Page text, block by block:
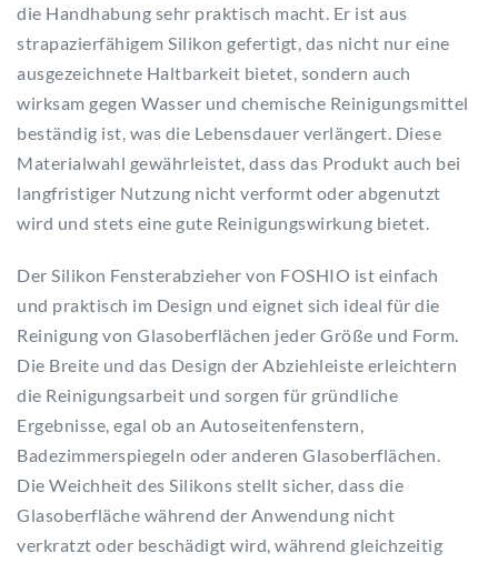
die Handhabung sehr praktisch macht. Er ist aus
strapazierfähigem Silikon gefertigt, das nicht nur eine
ausgezeichnete Haltbarkeit bietet, sondern auch
wirksam gegen Wasser und chemische Reinigungsmittel
beständig ist, was die Lebensdauer verlängert. Diese
Materialwahl gewährleistet, dass das Produkt auch bei
langfristiger Nutzung nicht verformt oder abgenutzt
wird und stets eine gute Reinigungswirkung bietet.
Der Silikon Fensterabzieher von FOSHIO ist einfach
und praktisch im Design und eignet sich ideal für die
Reinigung von Glasoberflächen jeder Größe und Form.
Die Breite und das Design der Abziehleiste erleichtern
die Reinigungsarbeit und sorgen für gründliche
Ergebnisse, egal ob an Autoseitenfenstern,
Badezimmerspiegeln oder anderen Glasoberflächen.
Die Weichheit des Silikons stellt sicher, dass die
Glasoberfläche während der Anwendung nicht
verkratzt oder beschädigt wird, während gleichzeitig